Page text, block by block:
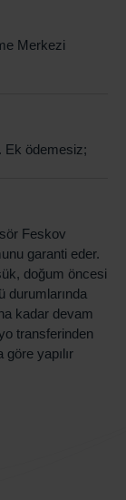
Merkezi
Ek ödemesiz;
Feskov
garanti eder.
doğum öncesi
durumlarında
kadar devam
transferinden
yapılır